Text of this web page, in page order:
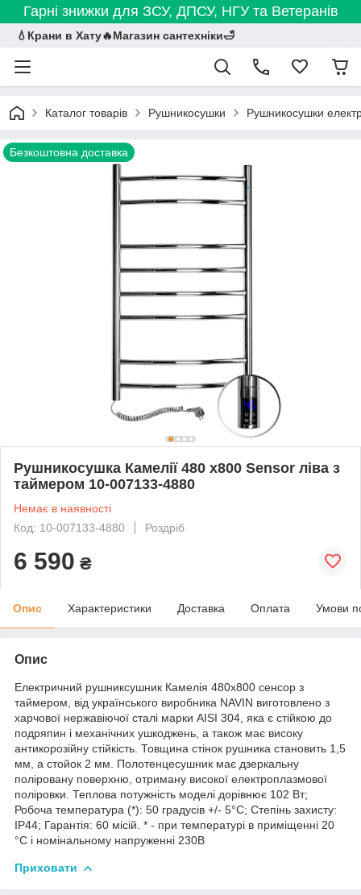
Гарні знижки для ЗСУ, ДПСУ, НГУ та Ветеранів
💧Крани в Хату🔥Магазин сантехніки🛁
Каталог товарів Рушникосушки Рушникосушки
Безкоштовна доставка
Рушникосушка Камелії 480 x800 Sensor ліва з
таймером 10-007133-4880
Немає в наявності
Код: 10-007133-4880
Роздріб
6 590 ₴
Опис Характеристики Доставка Оплата Умови
Опис
Електричний рушниксушник Камелія 480х800 сенсор з
таймером, від українського виробника NAVIN виготовлено з
харчової нержавіючої сталі марки AISI 304, яка є стійкою до
подряпин і механічних ушкоджень, а також має високу
антикорозійну стійкість. Товщина стінок рушника становить 1,5
мм, а стойок 2 мм. Полотенцесушник має дзеркальну
поліровану поверхню, отриману високої електроплазмової
поліровки. Теплова потужність моделі дорівнює 102 Вт;
Робоча температура (*): 50 градусів +/- 5°C; Степінь захисту:
IP44; Гарантія: 60 місій. * - при температурі в приміщенні 20
°С і номінальному напруженні 230В
Приховати